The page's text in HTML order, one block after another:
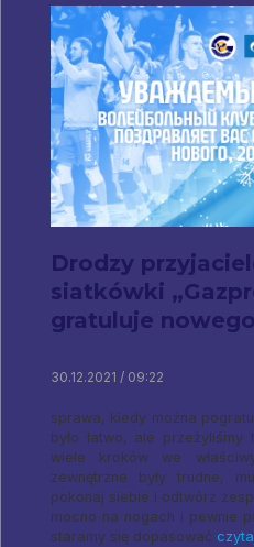
Drodzy
siatkówki
gratuluje
30.12.2021 / 09:22
sprawa, kiedy można
było łatwo, ale
wiele kroków we
zewnętrzne były trudne,
pokonaj siebie i odtwórz
mocno na nogach i pewnie
staramy się dopasować